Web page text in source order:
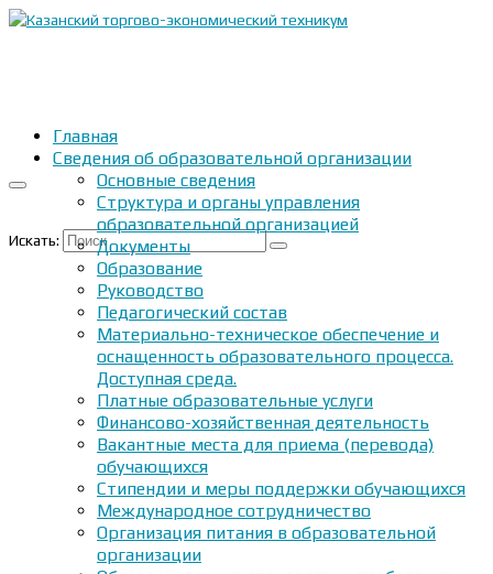
Искать:
Главная
Сведения об образовательной организации
Основные сведения
Структура и органы управления
образовательной организацией
Документы
Образование
Руководство
Педагогический состав
Материально-техническое обеспечение и
оснащенность образовательного процесса.
Доступная среда.
Платные образовательные услуги
Финансово-хозяйственная деятельность
Вакантные места для приема (перевода)
обучающихся
Стипендии и меры поддержки обучающихся
Международное сотрудничество
Организация питания в образовательной
организации